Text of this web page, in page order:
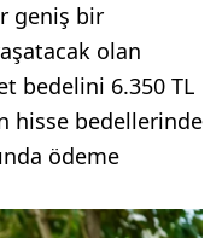
geniş bir
olan
bedelini 6.350 TL
hisse bedellerinde
ödeme